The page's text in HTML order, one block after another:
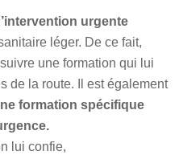
urgente
léger. De ce fait,
une formation qui lui
de la route. Il est également
formation spécifique
lui confie,